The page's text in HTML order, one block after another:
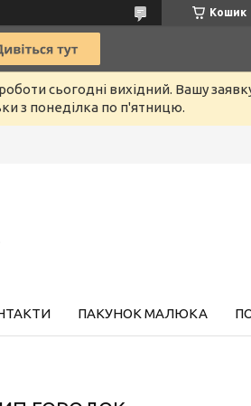
Кошик
сьогодні вихідний. Вашу
з понеділка по п'ятницю.
ПАКУНОК МАЛЮКА